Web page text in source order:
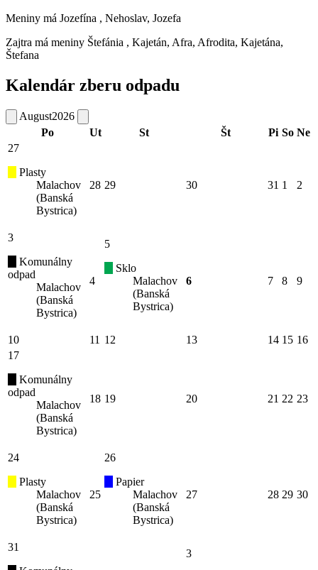
Meniny má Jozefína , Nehoslav, Jozefa
Zajtra má meniny Štefánia , Kajetán, Afra, Afrodita, Kajetána,
Štefana
Kalendár zberu odpadu
August2026
Po
Ut St Št Pi So Ne
27
Plasty
Malachov
(Banská
Bystrica)
28 29 30 31 1 2
3
Komunálny
odpad
Malachov
(Banská
Bystrica)
4
5
Sklo
Malachov
(Banská
Bystrica)
6 7 8 9
10 11 12 13 14 15 16
17
Komunálny
odpad
Malachov
(Banská
Bystrica)
18 19 20 21 22 23
24
Plasty
Malachov
(Banská
Bystrica)
25
26
Papier
Malachov
(Banská
Bystrica)
27 28 29 30
31
3